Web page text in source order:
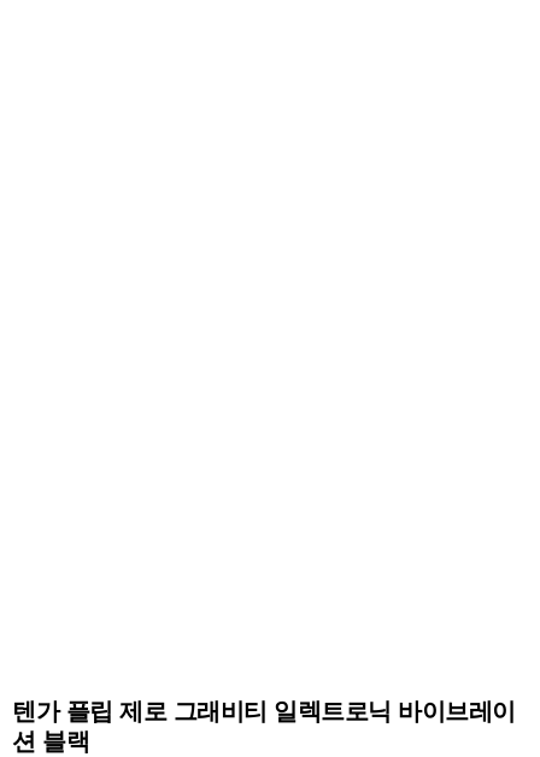
텐가 플립 제로 그래비티 일렉트로닉 바이브레이
션 블랙